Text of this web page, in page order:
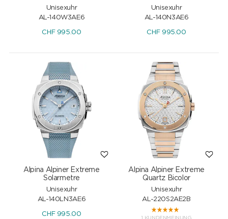
Unisexuhr
AL-140W3AE6
CHF 995.00
Unisexuhr
AL-140N3AE6
CHF 995.00
Alpina Alpiner Extreme
Solarmetre
Unisexuhr
AL-140LN3AE6
CHF 995.00
Alpina Alpiner Extreme
Quartz Bicolor
Unisexuhr
AL-220S2AE2B